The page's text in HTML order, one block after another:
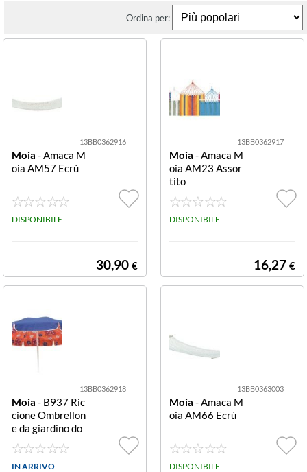
Ordina per:
13BB0362916
Moia - Amaca M
oia AM57 Ecrù
DISPONIBILE
30,90 €
13BB0362917
Moia - Amaca M
oia AM23 Assor
tito
DISPONIBILE
16,27 €
13BB0362918
Moia - B937 Ric
cione Ombrellon
e da giardino do
ubleface 200 cm
2 M
IN ARRIVO
13BB0363003
Moia - Amaca M
oia AM66 Ecrù
DISPONIBILE